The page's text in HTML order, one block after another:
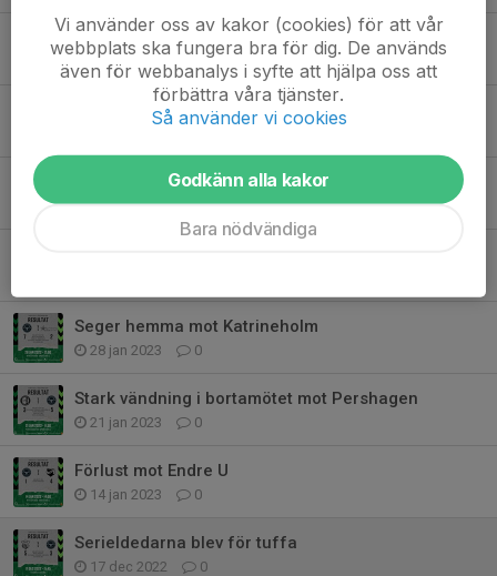
Damernas sista match för säsongen
15 mar 2024 0
Kom till Rosvalla nu på lördag
Stabil seger i toppmötet mot Nykvarn
12 feb 2023 0
Seger hemma mot Katrineholm
28 jan 2023 0
Stark vändning i bortamötet mot Pershagen
21 jan 2023 0
Förlust mot Endre U
14 jan 2023 0
Serieldedarna blev för tuffa
17 dec 2022 0
Vi använder oss av kakor (cookies) för att vår
webbplats ska fungera bra för dig. De används
även för webbanalys i syfte att hjälpa oss att
förbättra våra tjänster.
Så använder vi cookies
Godkänn alla kakor
Bara nödvändiga